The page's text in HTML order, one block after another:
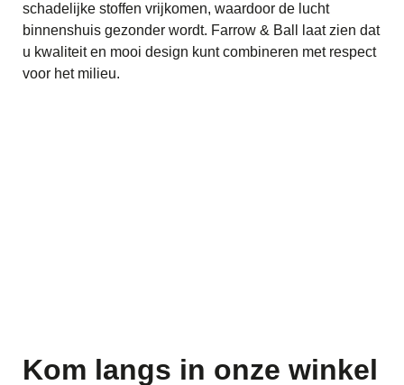
schadelijke stoffen vrijkomen, waardoor de lucht
binnenshuis gezonder wordt. Farrow & Ball laat zien dat
u kwaliteit en mooi design kunt combineren met respect
voor het milieu.
Kom langs in onze winkel